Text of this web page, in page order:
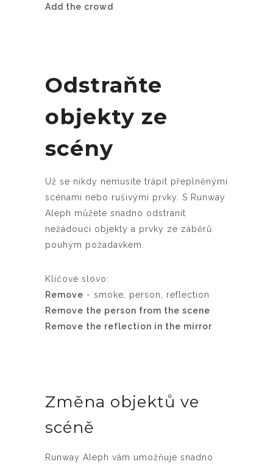
Add the crowd
Odstraňte
objekty ze
scény
Už se nikdy nemusíte trápit přeplněnými
scénami nebo rušivými prvky. S Runway
Aleph můžete snadno odstranit
nežádoucí objekty a prvky ze záběrů
pouhým požadavkem.
Klíčové slovo:
Remove - smoke, person, reflection
Remove the person from the scene
Remove the reflection in the mirror
Změna objektů ve
scéně
Runway Aleph vám umožňuje snadno